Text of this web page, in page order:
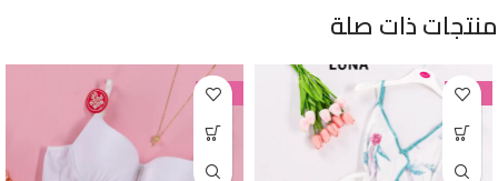
منتجات ذات صلة
-38%
-38%